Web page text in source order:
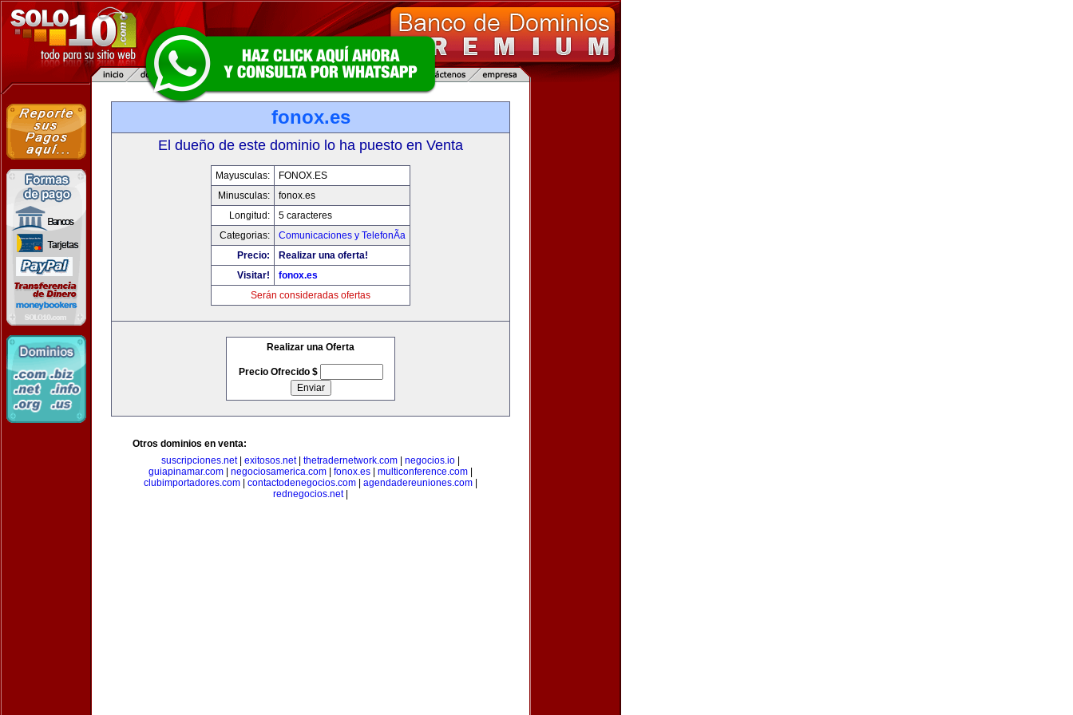
fonox.es
El dueño de este dominio lo ha puesto en Venta
Mayusculas:
FONOX.ES
Minusculas:
fonox.es
Longitud:
5 caracteres
Categorias:
Comunicaciones y TelefonÃ­a
Precio:
Realizar una oferta!
Visitar!
fonox.es
Serán consideradas ofertas
Realizar una Oferta
Precio Ofrecido $
Otros dominios en venta:
suscripciones.net| exitosos.net| thetradernetwork.com negocios.io
guiapinamar.com
negociosamerica.com fonox.es multiconference.com
clubimportadores.com
contactodenegocios.com agendadereuniones.com
rednegocios.net|